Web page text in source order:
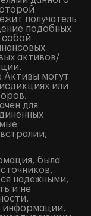
получатель
подобных
собой
активов/
Активы могут
или
для
была
надежными,
и не
информации.